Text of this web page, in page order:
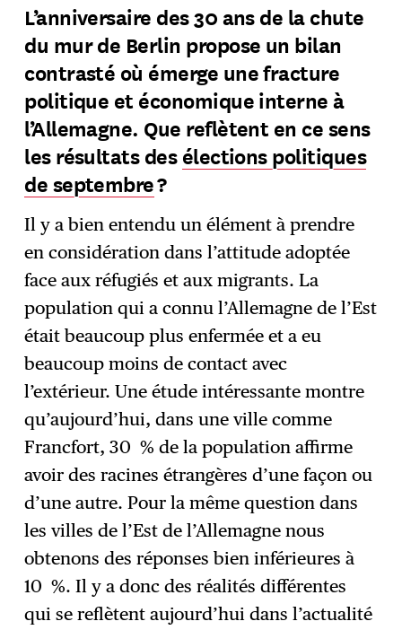
→ S'abonner
L’anniversaire des 30 ans de la chute
du mur de Berlin propose un bilan
contrasté où émerge une fracture
politique et économique interne à
l’Allemagne. Que reflètent en ce sens
les résultats desélections politiques
de septembre?
Il y a bien entendu un élément à prendre
en considération dans l’attitude adoptée
face aux réfugiés et aux migrants. La
population qui a connu l’Allemagne de l’Est
était beaucoup plus enfermée et a eu
beaucoup moins de contact avec
l’extérieur. Une étude intéressante montre
qu’aujourd’hui, dans une ville comme
Francfort, 30 % de la population affirme
avoir des racines étrangères d’une façon ou
d’une autre. Pour la même question dans
les villes de l’Est de l’Allemagne nous
obtenons des réponses bien inférieures à
10 %. Il y a donc des réalités différentes
qui se reflètent aujourd’hui dans l’actualité